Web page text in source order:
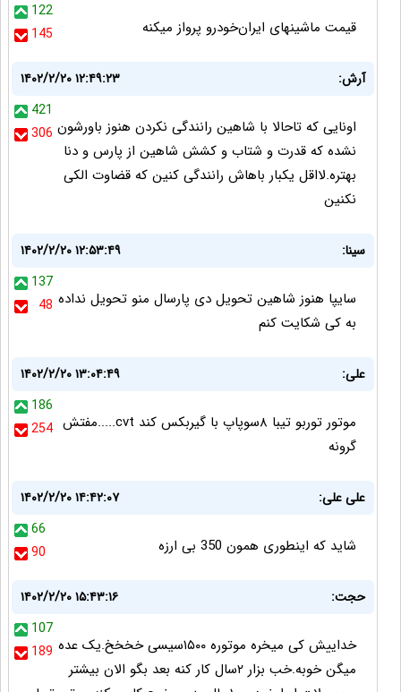
122
145
قیمت ماشینهای ایران‌خودرو پرواز میکنه
آرش:
۱۴۰۲/۲/۲۰ ۱۲:۴۹:۲۳
421
306 اونایی که تاحالا با شاهین رانندگی نکردن هنوز باورشون
نشده که قدرت و شتاب و کشش شاهین از پارس و دنا
بهتره.لااقل یکبار باهاش رانندگی کنین که قضاوت الکی
نکنین
سینا:
۱۴۰۲/۲/۲۰ ۱۲:۵۳:۴۹
137
48 سایپا هنوز شاهین تحویل دی پارسال منو تحویل نداده
به کی شکایت کنم
علی:
۱۴۰۲/۲/۲۰ ۱۳:۰۴:۴۹
186
254 موتور توربو تیبا ۸سوپاپ با گیربکس کند cvt.....مفتش
گرونه
علی علی:
۱۴۰۲/۲/۲۰ ۱۴:۴۲:۰۷
66
90
شاید که اینطوری همون 350 بی ارزه
حجت:
۱۴۰۲/۲/۲۰ ۱۵:۴۳:۱۶
107
189 خداییش کی میخره موتوره ۱۵۰۰سیسی خخخخ.یک عده
میگن خوبه.خب بزار ۲سال کار کنه بعد بگو الان بیشتر